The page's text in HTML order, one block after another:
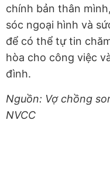
chính bản thân
sóc ngoại hình và
để có thể tự tin
hòa cho công việc
đình.
Nguồn: Vợ chồng
NVCC